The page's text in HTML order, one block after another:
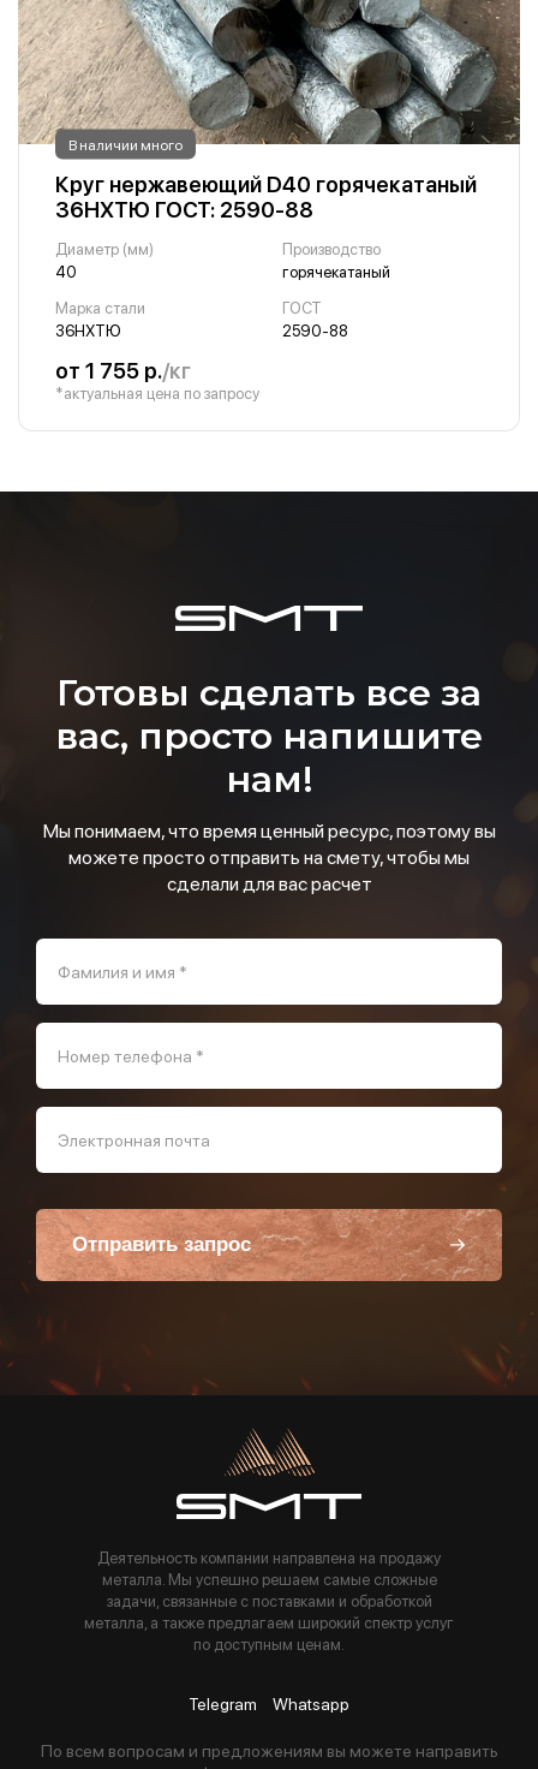
В наличии много
Круг нержавеющий D40 горячекатаный
36НХТЮ ГОСТ: 2590-88
Диаметр (мм)
40
Производство
горячекатаный
Марка стали
36НХТЮ
ГОСТ
2590-88
от 1 755 р./кг
*актуальная цена по запросу
Готовы сделать все за
вас, просто напишите
нам!
Мы понимаем, что время ценный ресурс, поэтому вы
можете просто отправить на смету, чтобы мы
сделали для вас расчет
Фамилия и имя *
Номер телефона *
Электронная почта
Отправить запрос
Пользуясь данной формой вы соглашаетесь с политикой компании
Деятельность компании направлена на продажу
металла. Мы успешно решаем самые сложные
задачи, связанные с поставками и обработкой
металла, а также предлагаем широкий спектр услуг
по доступным ценам.
Telegram Whatsapp
По всем вопросам и предложениям вы можете направить